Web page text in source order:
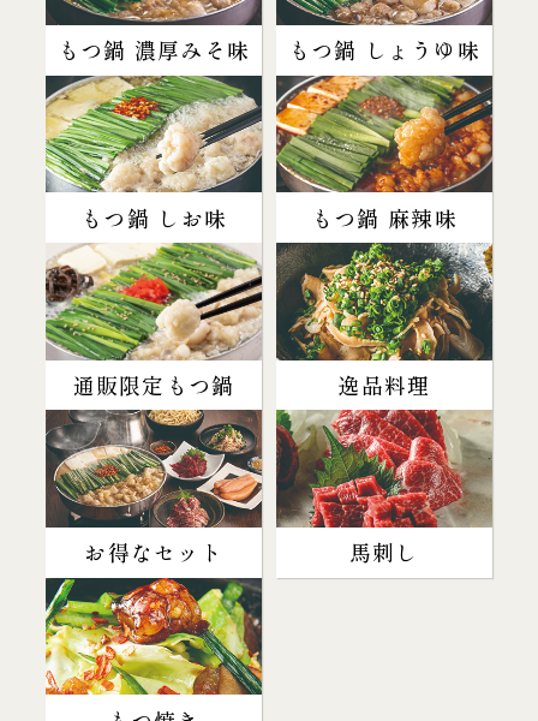
もつ鍋 濃厚みそ味 もつ鍋 しょうゆ味
もつ鍋 しお味 もつ鍋 麻辣味
通販限定もつ鍋 逸品料理
お得なセット 馬刺し